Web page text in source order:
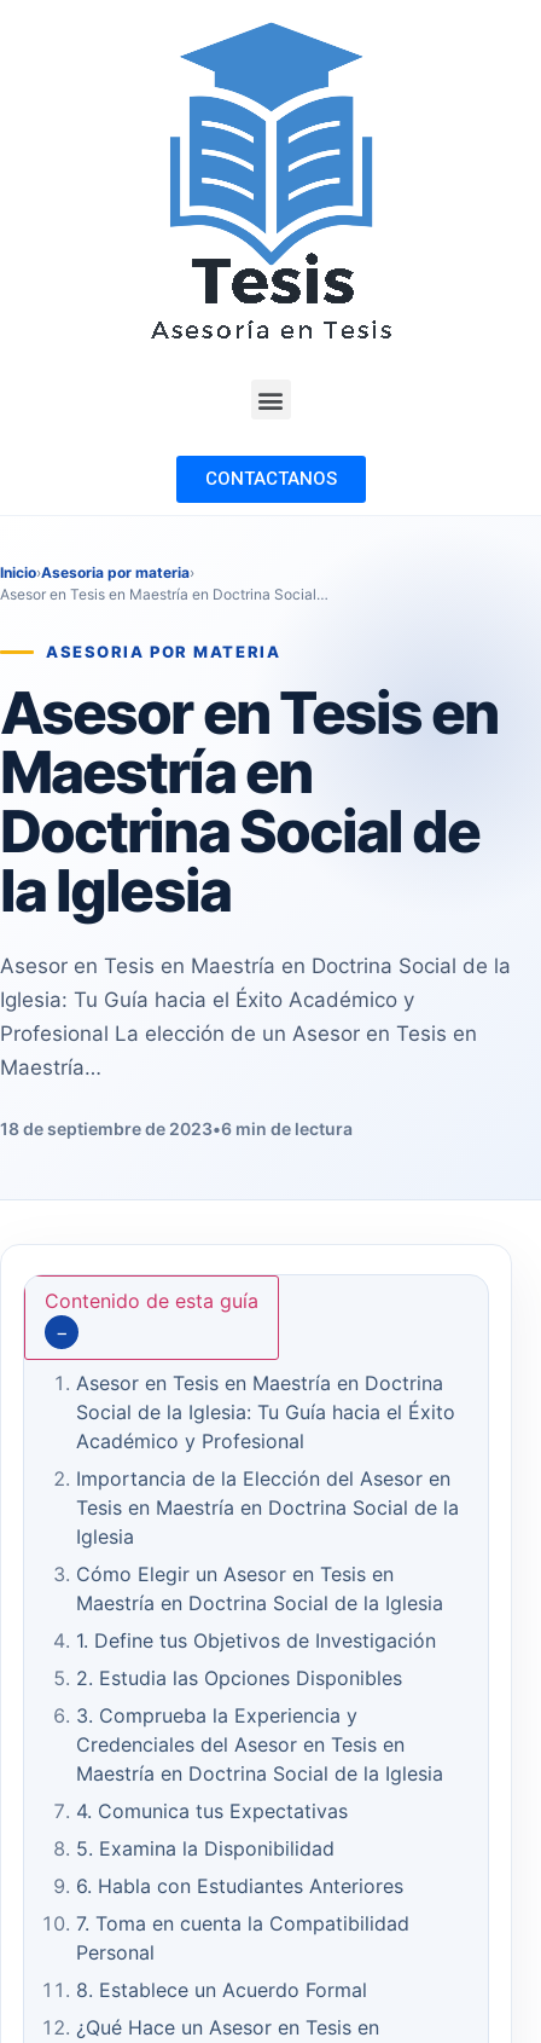
CONTACTANOS
Inicio›Asesoria por materia›
Asesor en Tesis en Maestría en Doctrina Social…
ASESORIA POR MATERIA
Asesor en Tesis en
Maestría en
Doctrina Social de
la Iglesia
Asesor en Tesis en Maestría en Doctrina Social de la
Iglesia: Tu Guía hacia el Éxito Académico y
Profesional La elección de un Asesor en Tesis en
Maestría…
18 de septiembre de 2023•6 min de lectura
Contenido de esta guía
−
Asesor en Tesis en Maestría en Doctrina
Social de la Iglesia: Tu Guía hacia el Éxito
Académico y Profesional
Importancia de la Elección del Asesor en
Tesis en Maestría en Doctrina Social de la
Iglesia
Cómo Elegir un Asesor en Tesis en
Maestría en Doctrina Social de la Iglesia
1. Define tus Objetivos de Investigación
2. Estudia las Opciones Disponibles
3. Comprueba la Experiencia y
Credenciales del Asesor en Tesis en
Maestría en Doctrina Social de la Iglesia
4. Comunica tus Expectativas
5. Examina la Disponibilidad
6. Habla con Estudiantes Anteriores
7. Toma en cuenta la Compatibilidad
Personal
8. Establece un Acuerdo Formal
¿Qué Hace un Asesor en Tesis en